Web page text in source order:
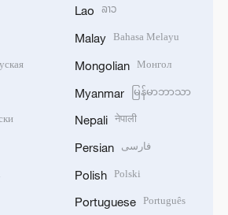
Lao ລາວ
Malay Bahasa Melayu
Mongolian Монгол
Myanmar မြန်မာဘာသာ
Nepali नेपाली
Persian فارسی
Polish Polski
Portuguese Português